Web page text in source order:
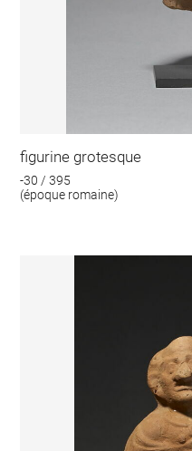
figurine grotesque
-30 / 395
(époque romaine)